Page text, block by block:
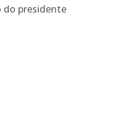
do presidente